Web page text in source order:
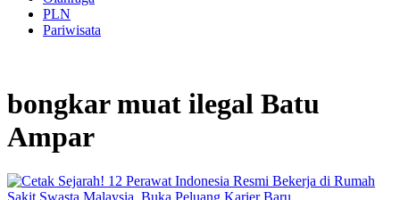
PLN
Pariwisata
bongkar muat ilegal Batu
Ampar